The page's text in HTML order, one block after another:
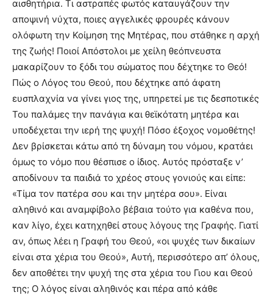
αισθητήρια. Τι αστραπές φωτός καταυγάζουν την
αποψινή νύχτα, ποιες αγγελικές φρουρές κάνουν
ολόφωτη την Κοίμηση της Μητέρας, που στάθηκε η αρχή
της ζωής! Ποιοί Απόστολοι με χείλη θεόπνευστα
μακαρίζουν το ξόδι του σώματος που δέχτηκε το Θεό!
Πώς ο Λόγος του Θεού, που δέχτηκε από άφατη
ευσπλαχνία να γίνει γιος της, υπηρετεί με τις δεσποτικές
Του παλάμες την πανάγια και θεϊκότατη μητέρα και
υποδέχεται την ιερή της ψυχή! Πόσο έξοχος νομοθέτης!
Δεν βρίσκεται κάτω από τη δύναμη του νόμου, κρατάει
όμως το νόμο που θέσπισε ο ίδιος. Αυτός πρόσταξε ν’
αποδίνουν τα παιδιά το χρέος στους γονιούς και είπε:
«Τίμα τον πατέρα σου και την μητέρα σου». Είναι
αληθινό και αναμφίβολο βέβαια τούτο για καθένα που,
καν λίγο, έχει κατηχηθεί στους λόγους της Γραφής. Γιατί
αν, όπως λέει η Γραφή του Θεού, «οι ψυχές των δικαίων
είναι στα χέρια του Θεού», Αυτή, περισσότερο απ’ όλους,
δεν αποθέτει την ψυχή της στα χέρια του Γιου και Θεού
της; Ο λόγος είναι αληθινός και πέρα από κάθε